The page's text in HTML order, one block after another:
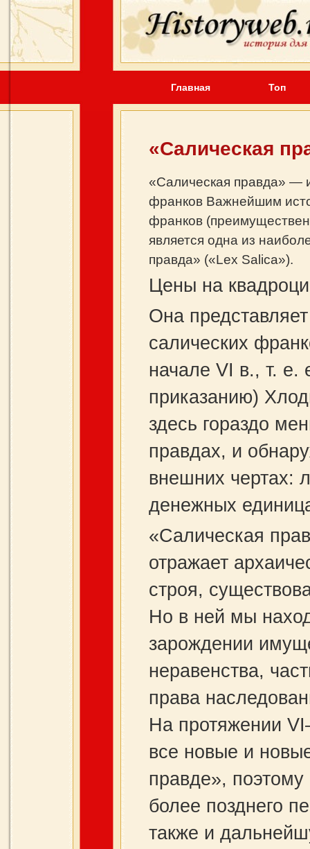
Главная Топ
«Салическая
«Салическая правда» —
франков Важнейшим
франков
является одна из
правда» («Lex Salica»).
Цены на
Она
салических
начале VI в., т.
приказанию)
здесь гораздо
правдах, и
внешних чертах:
денежных
«Салическая
отражает
строя,
Но в ней мы
зарождении
неравенства,
права
На протяжении
все новые и
правде», поэтому
более позднего
также и